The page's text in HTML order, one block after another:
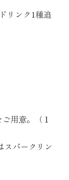
リンク1種追
用意。（１
スパークリン